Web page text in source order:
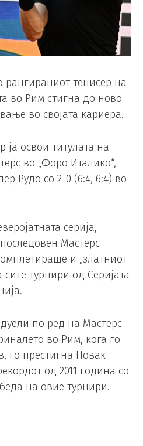
рангираниот тенисер на
во Рим стигна до ново
во својата кариера.
ја освои титулата на
во „Форо Италико“,
Рудо со 2-0 (6:4, 6:4) во
серија,
Мастерс
и „златниот
сите турнири од Серијата
по ред на Мастерс
во Рим, кога го
го престигна Новак
од 2011 година со
на овие турнири.